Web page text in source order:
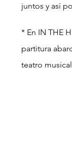
juntos y así
* En IN THE
partitura
teatro